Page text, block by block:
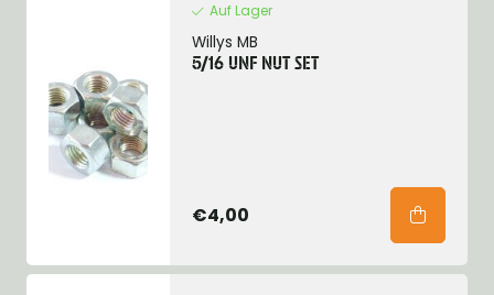
Auf Lager
Willys MB
5/16 UNF NUT SET
€4,00